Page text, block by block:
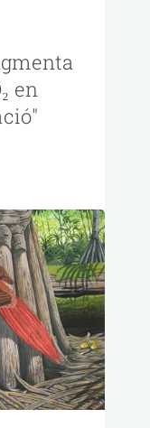
en